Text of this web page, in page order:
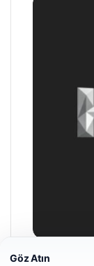
Göz Atın